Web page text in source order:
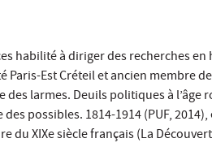
habilité à diriger des recherches
Paris-Est Créteil et ancien membre
larmes. Deuils politiques à l’âge
possibles. 1814-1914 (PUF,
du XIXe siècle français (La